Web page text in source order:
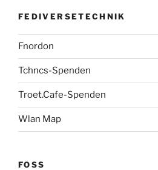
FEDIVERSETECHNIK
Fnordon
Tchncs-Spenden
Troet.Cafe-Spenden
Wlan Map
FOSS